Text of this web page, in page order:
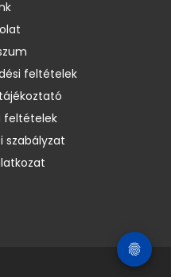
feltételek
feltételek
szabályzat